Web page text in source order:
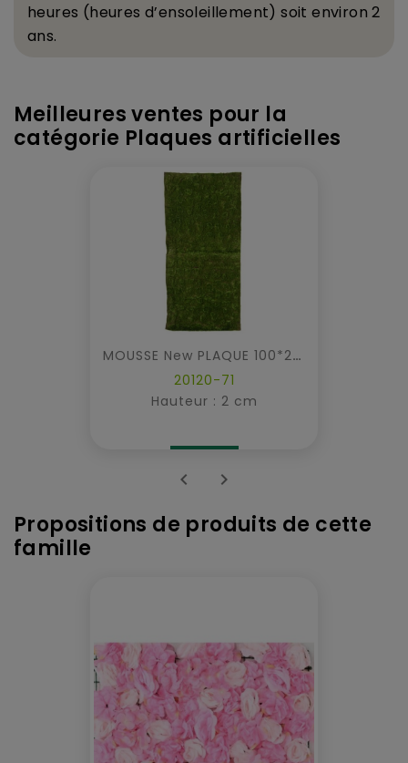
heures (heures d’ensoleillement) soit environ 2
ans.
Meilleures ventes pour la
catégorie Plaques artificielles
MOUSSE New PLAQUE 100*200
20120-71
Hauteur : 2 cm
 
Propositions de produits de cette
famille